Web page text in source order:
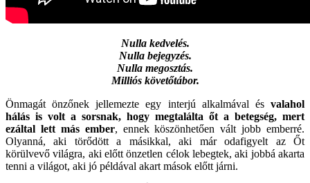
Nulla kedvelés.
Nulla bejegyzés.
Nulla megosztás.
Milliós követőtábor.
Önmagát önzőnek jellemezte egy interjú alkalmával és valahol
hálás is volt a sorsnak, hogy megtalálta őt a betegség, mert
ezáltal lett más ember, ennek köszönhetően vált jobb emberré.
Olyanná, aki törődött a másikkal, aki már odafigyelt az Őt
körülvevő világra, aki előtt önzetlen célok lebegtek, aki jobbá akarta
tenni a világot, aki jó példával akart mások előtt járni.